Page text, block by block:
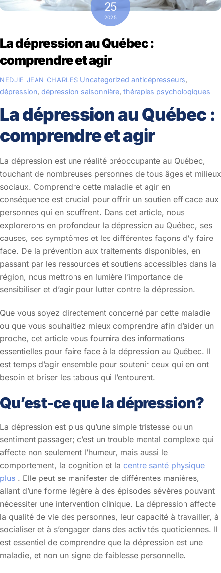
25
2025
La dépression au Québec :
comprendre et agir
NEDJIE JEAN CHARLES Uncategorized antidépresseurs,
dépression, dépression saisonnière, thérapies psychologiques
La dépression au Québec :
comprendre et agir
La dépression est une réalité préoccupante au Québec,
touchant de nombreuses personnes de tous âges et milieux
sociaux. Comprendre cette maladie et agir en
conséquence est crucial pour offrir un soutien efficace aux
personnes qui en souffrent. Dans cet article, nous
explorerons en profondeur la dépression au Québec, ses
causes, ses symptômes et les différentes façons d’y faire
face. De la prévention aux traitements disponibles, en
passant par les ressources et soutiens accessibles dans la
région, nous mettrons en lumière l’importance de
sensibiliser et d’agir pour lutter contre la dépression.
Que vous soyez directement concerné par cette maladie
ou que vous souhaitiez mieux comprendre afin d’aider un
proche, cet article vous fournira des informations
essentielles pour faire face à la dépression au Québec. Il
est temps d’agir ensemble pour soutenir ceux qui en ont
besoin et briser les tabous qui l’entourent.
Qu’est-ce que la dépression?
La dépression est plus qu’une simple tristesse ou un
sentiment passager; c’est un trouble mental complexe qui
affecte non seulement l’humeur, mais aussi le
comportement, la cognition et la centre santé physique
plus . Elle peut se manifester de différentes manières,
allant d’une forme légère à des épisodes sévères pouvant
nécessiter une intervention clinique. La dépression affecte
la qualité de vie des personnes, leur capacité à travailler, à
socialiser et à s’engager dans des activités quotidiennes. Il
est essentiel de comprendre que la dépression est une
maladie, et non un signe de faiblesse personnelle.